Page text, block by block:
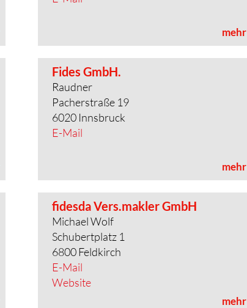
mehr
Fides GmbH.
Raudner
Pacherstraße 19
6020 Innsbruck
E-Mail
mehr
fidesda Vers.makler GmbH
Michael Wolf
Schubertplatz 1
6800 Feldkirch
E-Mail
Website
mehr